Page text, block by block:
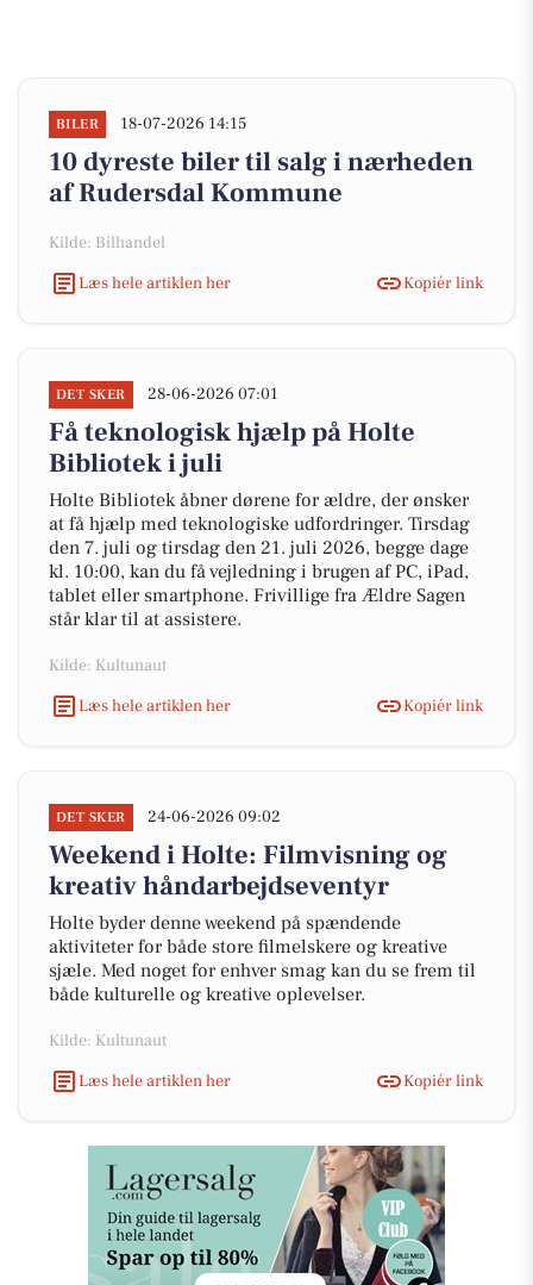
BILER 18-07-2026 14:15
10 dyreste biler til salg i nærheden
af Rudersdal Kommune
Kilde: Bilhandel
Læs hele artiklen her
Kopiér link
DET SKER 28-06-2026 07:01
Få teknologisk hjælp på Holte
Bibliotek i juli
Holte Bibliotek åbner dørene for ældre, der ønsker
at få hjælp med teknologiske udfordringer. Tirsdag
den 7. juli og tirsdag den 21. juli 2026, begge dage
kl. 10:00, kan du få vejledning i brugen af PC, iPad,
tablet eller smartphone. Frivillige fra Ældre Sagen
står klar til at assistere.
Kilde: Kultunaut
Læs hele artiklen her
Kopiér link
DET SKER 24-06-2026 09:02
Weekend i Holte: Filmvisning og
kreativ håndarbejdseventyr
Holte byder denne weekend på spændende
aktiviteter for både store filmelskere og kreative
sjæle. Med noget for enhver smag kan du se frem til
både kulturelle og kreative oplevelser.
Kilde: Kultunaut
Læs hele artiklen her
Kopiér link